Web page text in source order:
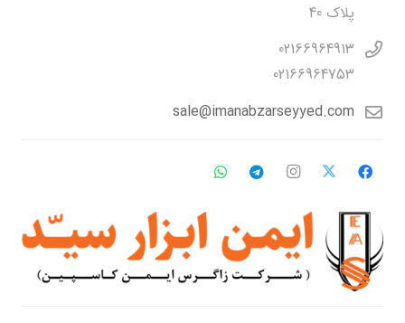
پلاک 40
02166964913
02166964753
sale@imanabzarseyyed.com